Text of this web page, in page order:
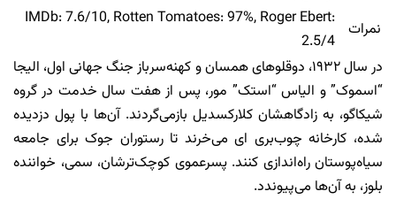
نمرات
IMDb: 7.6/10, Rotten Tomatoes: 97%, Roger Ebert:
2.5/4
در سال ۱۹۳۲، دوقلوهای همسان و کهنه‌سرباز جنگ جهانی اول، الیجا
“اسموک” و الیاس “استک” مور، پس از هفت سال خدمت در گروه
شیکاگو، به زادگاهشان کلارکسدیل بازمی‌گردند. آن‌ها با پول دزدیده
شده، کارخانه چوب‌بری ای می‌خرند تا رستوران جوک برای جامعه
سیاه‌پوستان راه‌اندازی کنند. پسرعموی کوچک‌ترشان، سمی، خواننده
بلوز، به آن‌ها می‌پیوندد.